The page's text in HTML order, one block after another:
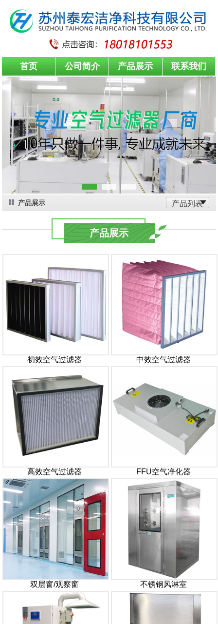
首页 公司简介 产品展示 联系我们
产品展示 产品列表
产品展示
初效空气过滤器 中效空气过滤器
高效空气过滤器 FFU空气净化器
双层窗/观察窗 不锈钢风淋室